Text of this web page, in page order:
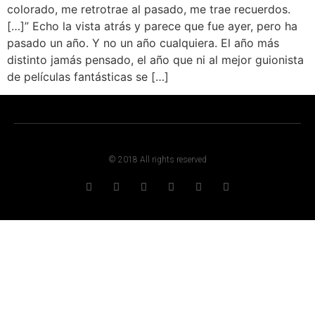
colorado, me retrotrae al pasado, me trae recuerdos.
[…]” Echo la vista atrás y parece que fue ayer, pero ha
pasado un año. Y no un año cualquiera. El año más
distinto jamás pensado, el año que ni al mejor guionista
de películas fantásticas se […]
© 2018 All rights reserved